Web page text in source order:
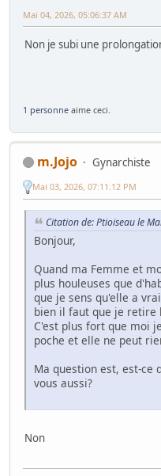
Mai 04, 2026, 05:06:37 AM
Non je subi une
1 personne aime ceci.
m.Jojo
Gynarchiste
Mai 03, 2026, 07:11:12 PM
Citation de: Ptioiseau le
Bonjour,
Quand ma Femme et
plus houleuses que
que je sens qu'elle a
bien il faut que je retire
C'est plus fort que moi
poche et elle ne peut
Ma question est, est-ce
vous aussi?
Non